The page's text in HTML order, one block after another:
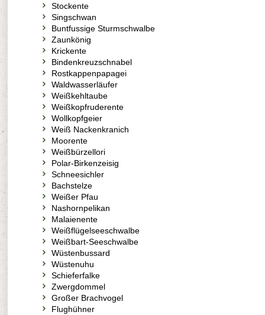
Stockente
Singschwan
Buntfussige Sturmschwalbe
Zaunkönig
Krickente
Bindenkreuzschnabel
Rostkappenpapagei
Waldwasserläufer
Weißkehltaube
Weißkopfruderente
Wollkopfgeier
Weiß Nackenkranich
Moorente
Weißbürzellori
Polar-Birkenzeisig
Schneesichler
Bachstelze
Weißer Pfau
Nashornpelikan
Malaienente
Weißflügelseeschwalbe
Weißbart-Seeschwalbe
Wüstenbussard
Wüstenuhu
Schieferfalke
Zwergdommel
Großer Brachvogel
Flughühner